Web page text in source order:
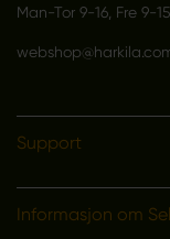
Man-Tor 9-16, Fre 9-
Support
Informasjon om